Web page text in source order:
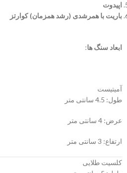
اپیدوت
باریت با همرشدی (رشد همزمان) کوارتز
ابعاد سنگ ها:
آمیتیست
طول: 4.5 سانتی متر
عرض: 4 سانتی متر
ارتفاع: 3 سانتی متر
کلسیت طلایی